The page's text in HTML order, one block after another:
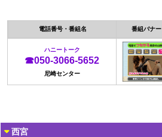
電話番号・番組名 番組バナー
ハニートーク
☎050-3066-5652
尼崎センター
西宮